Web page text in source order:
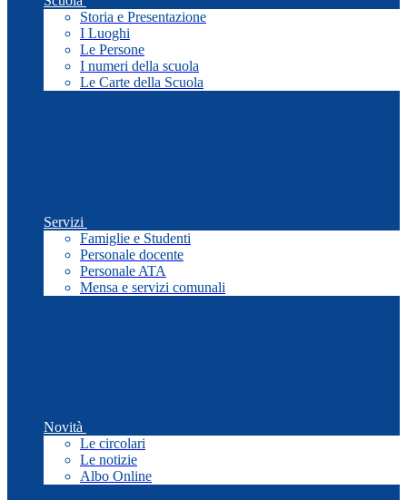
Storia e Presentazione
I Luoghi
Le Persone
I numeri della scuola
Le Carte della Scuola
Servizi
Famiglie e Studenti
Personale docente
Personale ATA
Mensa e servizi comunali
Novità
Le circolari
Le notizie
Albo Online